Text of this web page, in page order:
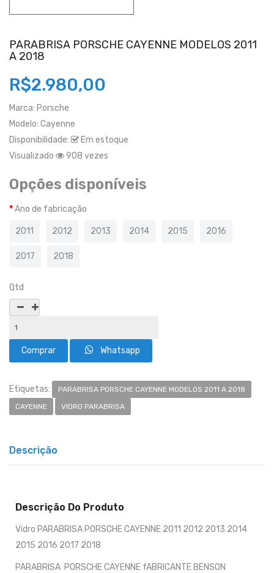
PARABRISA PORSCHE CAYENNE MODELOS 2011
A 2018
R$2.980,00
Marca: Porsche
Modelo: Cayenne
Disponibilidade:
Em estoque
Visualizado
908 vezes
Opções disponíveis
Ano de fabricação
2011 2012 2013 2014 2015 2016
2017 2018
Qtd
Whatsapp
Etiquetas:
PARABRISA PORSCHE CAYENNE MODELOS 2011 A 2018
CAYENNE
VIDRO PARABRISA
Descrição
Descrição Do Produto
Vidro PARABRISA PORSCHE CAYENNE 2011 2012 2013 2014
2015 2016 2017 2018
PARABRISA PORSCHE CAYENNE fABRICANTE BENSON